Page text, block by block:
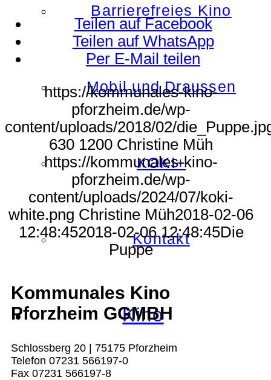
Barrierefreies Kino
Mobil und Draussen
KOKI+
Kontakt
Kino
Teilen auf Facebook
Teilen auf WhatsApp
Per E-Mail teilen
https://kommunales-kino-
pforzheim.de/wp-
content/uploads/2018/02/
630 1200 Christine Müh
https://kommunales-kino-
pforzheim.de/wp-
content/uploads/2024/07/koki-
white.png Christine Müh2018-02-06
12:48:452018-02-06 12:48:45Die
Puppe
Kommunales Kino
Pforzheim GGMBH
Schlossberg 20 | 75175 Pforzheim
Telefon 07231 566197-0
Fax 07231 566197-8